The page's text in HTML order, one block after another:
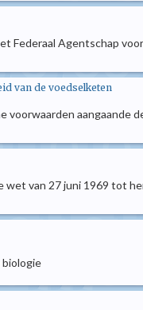
Federaal Agentschap
van de voedselketen
aangaande
van 27 juni 1969 tot